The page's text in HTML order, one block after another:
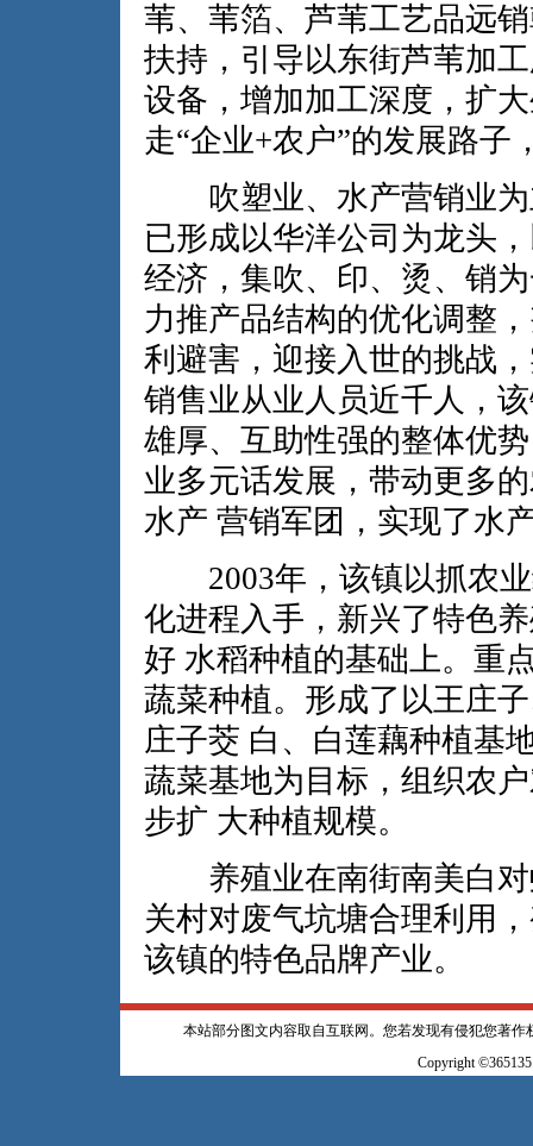
苇、苇箔、芦苇工艺品远
扶持，引导以东街芦苇加
设备，增加加工深度，扩
走“企业+农户”的发展路
吹塑业、水产营销业为
已形成以华洋公司为龙头
经济，集吹、印、烫、销
力推产品结构的优化调整
利避害，迎接入世的挑战
销售业从业人员近千人，
雄厚、互助性强的整体优
业多元话发展，带动更多
水产 营销军团，实现了
2003年，该镇以抓农业
化进程入手，新兴了特色
好 水稻种植的基础上。重
蔬菜种植。形成了以王庄
庄子茭 白、白莲藕种植基
蔬菜基地为目标，组织农
步扩 大种植规模。
养殖业在南街南美白对
关村对废气坑塘合理利用
该镇的特色品牌产业。
本站部分图文内容取自互联网。您若发现有侵犯您著
Copyright